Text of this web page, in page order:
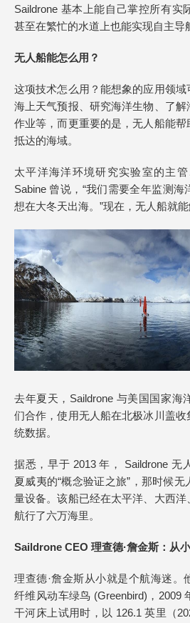
Saildrone 基本上能自己掌控所有实
甚至在繁忙的水道上也能实现自主导
无人船能怎么用？
这项技术怎么用？能想象的应用领域
海上天气预报、研究海洋生物、了
作业等，而更重要的是，无人船能
抵达的海域。
太平洋海洋环境研究实验室的主
Sabine 曾说，“我们需要全年监测海
想在大冬天出海。”现在，无人船就能
去年夏天，Saildrone 与美国国家海
们合作，使用无人船在北极冰川盖
统数据。
据悉，早于 2013 年， Saildrone 无
夏威夷的“概念验证之旅”，那时候
量设备。该船已经在太平洋、大西
航行了六万海里。
Saildrone CEO 理查德·詹金斯：从
理查德·詹金斯从小就是个航海迷。
纤维风动车绿鸟 (Greenbird)，2009
干河床上试用时，以 126.1 英里（